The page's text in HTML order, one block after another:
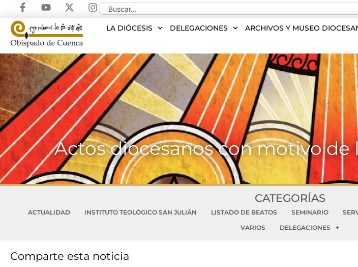
LA DIÓCESIS DELEGACIONES ARCHIVOS Y MUSEO
Actos diocesanos con motivo
CATEGORÍAS
ACTUALIDAD INSTITUTO TEOLÓGICO SAN JULIÁN LISTADO DE BEATOS SEMINARIO
VARIOS
DELEGACIONES
Comparte esta noticia